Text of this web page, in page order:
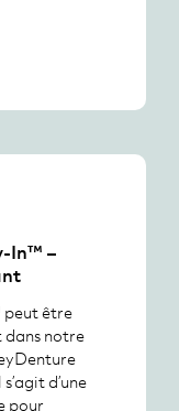
In™ –
peut être
dans notre
d’une
pour